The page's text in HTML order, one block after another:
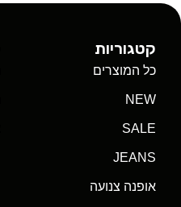
קטגוריות
כל המוצרים
NEW
SALE
JEANS
אופנה צנועה